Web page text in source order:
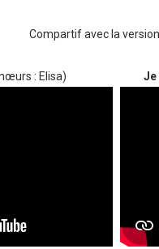
Compartif avec la
: Elisa) Je